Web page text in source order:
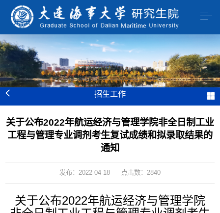
招生工作
关于公布2022年航运经济与管理学院非全日制工业
工程与管理专业调剂考生复试成绩和拟录取结果的
通知
发布：2022-04-18 点击数： 2840
关于公布2022年航运经济与管理学院